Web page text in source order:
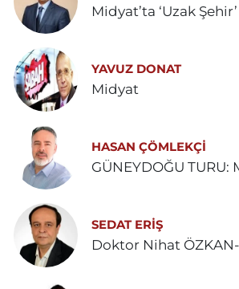
Midyat’ta ‘Uzak
YAVUZ DONAT
Midyat
HASAN ÇÖMLEKÇİ
GÜNEYDOĞU TURU:
SEDAT ERİŞ